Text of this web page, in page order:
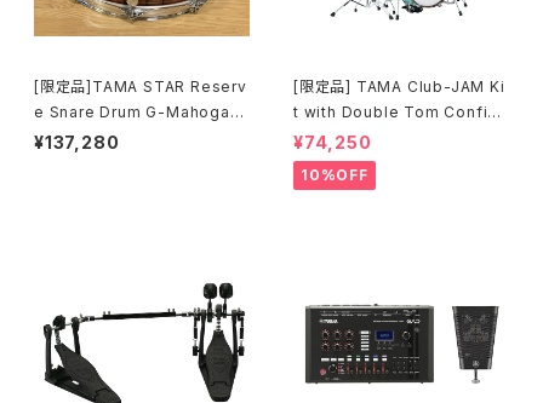
[限定品]TAMA STAR Reserv
e Snare Drum G-Mahogany
TGHS1465S-SNT
¥137,280
[限定品] TAMA Club-JAM Ki
t with Double Tom Configu
ration アクア・ブルー (AQB) L
JK56S-AQB
¥74,250
10%OFF